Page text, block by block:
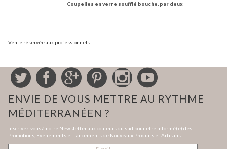
Coupelles en verre soufflé bouche, par deux
Vente réservée aux professionnels
ENVIE DE VOUS METTRE AU RYTHME
MÉDITERRANÉEN ?
Inscrivez-vous à notre Newsletter aux couleurs du sud pour être informé(e) des
Promotions, Evénements et Lancements de Nouveaux Produits et Artisans.